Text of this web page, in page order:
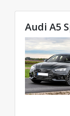
Audi A5